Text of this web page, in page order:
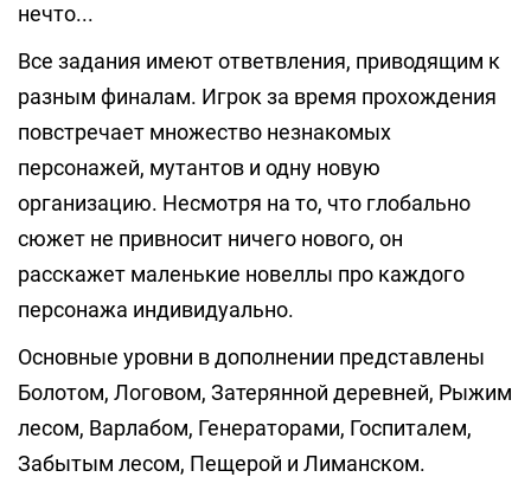
нечто...
Все задания имеют ответвления, приводящим к
разным финалам. Игрок за время прохождения
повстречает множество незнакомых
персонажей, мутантов и одну новую
организацию. Несмотря на то, что глобально
сюжет не привносит ничего нового, он
расскажет маленькие новеллы про каждого
персонажа индивидуально.
Основные уровни в дополнении представлены
Болотом, Логовом, Затерянной деревней, Рыжим
лесом, Варлабом, Генераторами, Госпиталем,
Забытым лесом, Пещерой и Лиманском.